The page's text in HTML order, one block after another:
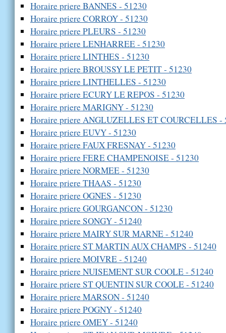
Horaire priere BANNES - 51230
Horaire priere CORROY - 51230
Horaire priere PLEURS - 51230
Horaire priere LENHARREE - 51230
Horaire priere LINTHES - 51230
Horaire priere BROUSSY LE PETIT - 51230
Horaire priere LINTHELLES - 51230
Horaire priere ECURY LE REPOS - 51230
Horaire priere MARIGNY - 51230
Horaire priere ANGLUZELLES ET COURCELLES -
Horaire priere EUVY - 51230
Horaire priere FAUX FRESNAY - 51230
Horaire priere FERE CHAMPENOISE - 51230
Horaire priere NORMEE - 51230
Horaire priere THAAS - 51230
Horaire priere OGNES - 51230
Horaire priere GOURGANCON - 51230
Horaire priere SONGY - 51240
Horaire priere MAIRY SUR MARNE - 51240
Horaire priere ST MARTIN AUX CHAMPS - 51240
Horaire priere MOIVRE - 51240
Horaire priere NUISEMENT SUR COOLE - 51240
Horaire priere ST QUENTIN SUR COOLE - 51240
Horaire priere MARSON - 51240
Horaire priere POGNY - 51240
Horaire priere OMEY - 51240